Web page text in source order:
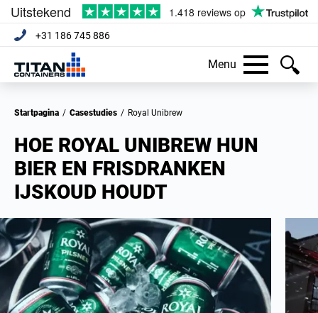
+31 186 745 886
Menu
Startpagina / Casestudies / Royal Unibrew
HOE ROYAL UNIBREW HUN
BIER EN FRISDRANKEN
IJSKOUD HOUDT